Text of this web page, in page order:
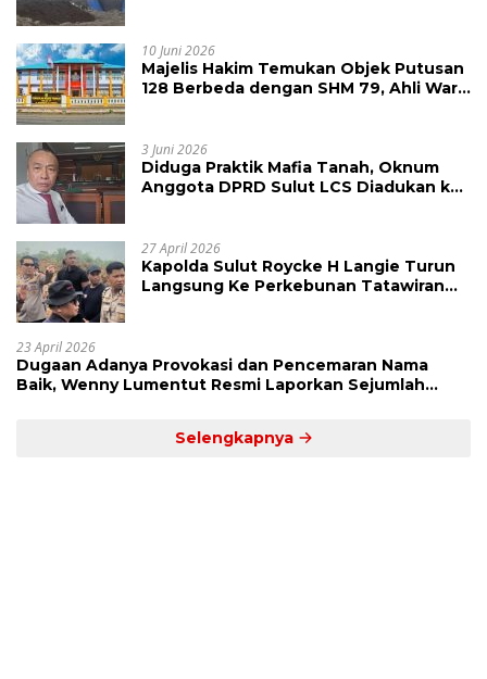
10 Juni 2026
Majelis Hakim Temukan Objek Putusan
128 Berbeda dengan SHM 79, Ahli Waris
3 Juni 2026
Diduga Praktik Mafia Tanah, Oknum
Anggota DPRD Sulut LCS Diadukan ke
27 April 2026
Kapolda Sulut Roycke H Langie Turun
Langsung Ke Perkebunan Tatawiran
23 April 2026
Dugaan Adanya Provokasi dan Pencemaran Nama
Baik, Wenny Lumentut Resmi Laporkan Sejumlah
Selengkapnya